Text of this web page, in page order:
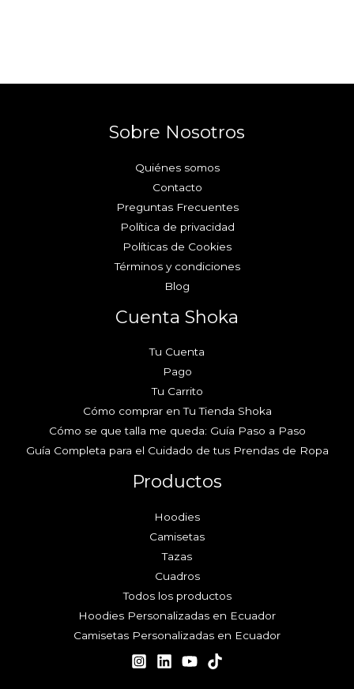
Sobre Nosotros
Quiénes somos
Contacto
Preguntas Frecuentes
Política de privacidad
Políticas de Cookies
Términos y condiciones
Blog
Cuenta Shoka
Tu Cuenta
Pago
Tu Carrito
Cómo comprar en Tu Tienda Shoka
Cómo se que talla me queda: Guía Paso a Paso
Guía Completa para el Cuidado de tus Prendas de Ropa
Productos
Hoodies
Camisetas
Tazas
Cuadros
Todos los productos
Hoodies Personalizadas en Ecuador
Camisetas Personalizadas en Ecuador